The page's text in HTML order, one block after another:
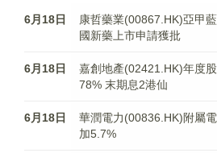
6月18日
康哲藥業(00867.HK)亞甲
國新藥上市申請獲批
6月18日
嘉創地產(02421.HK)年度
78% 末期息2港仙
6月18日
華潤電力(00836.HK)附屬
加5.7%